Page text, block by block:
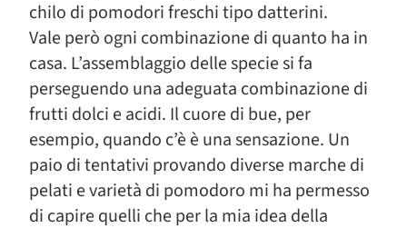
chilo di pomodori freschi tipo datterini.
Vale però ogni combinazione di quanto ha in
casa. L’assemblaggio delle specie si fa
perseguendo una adeguata combinazione di
frutti dolci e acidi. Il cuore di bue, per
esempio, quando c’è è una sensazione. Un
paio di tentativi provando diverse marche di
pelati e varietà di pomodoro mi ha permesso
di capire quelli che per la mia idea della